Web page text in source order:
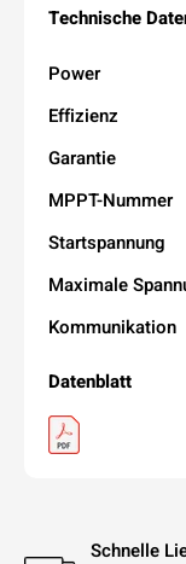
Technische
Power
Effizienz
Garantie
MPPT-Nummer
Startspannung
Maximale
Kommunikation
Datenblatt
Schnelle